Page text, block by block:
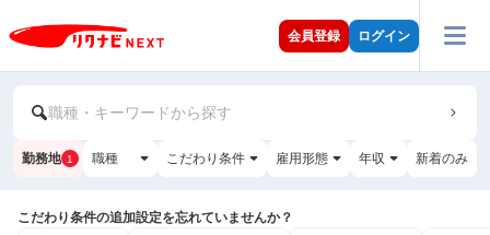
会員登録 ログイン
職種・キーワードから探す
勤務地 1 職種 こだわり条件 雇用形態 年収 新着のみ
こだわり条件の追加設定を忘れていませんか？